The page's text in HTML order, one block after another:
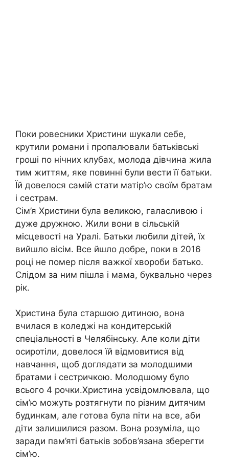
Поки ровесники Христини шукали себе,
крутили романи і пропалювали батьківські
гроші по нічних клубах, молода дівчина жила
тим життям, яке повинні були вести її батьки.
Їй довелося самій стати матір’ю своїм братам
і сестрам.
Сім’я Христини була великою, галасливою і
дуже дружною. Жили вони в сільській
місцевості на Уралі. Батьки любили дітей, їх
вийшло вісім. Все йшло добре, поки в 2016
році не помер після важкої хвороби батько.
Слідом за ним пішла і мама, буквально через
рік.
Христина була старшою дитиною, вона
вчилася в коледжі на кондитерській
спеціальності в Челябінську. Але коли діти
осиротіли, довелося їй відмовитися від
навчання, щоб доглядати за молодшими
братами і сестричкою. Молодшому було
всього 4 рочки.Христина усвідомлювала, що
сім’ю можуть розтягнути по різним дитячим
будинкам, але готова була піти на все, аби
діти залишилися разом. Вона розуміла, що
заради пам’яті батьків зобов’язана зберегти
сім’ю.